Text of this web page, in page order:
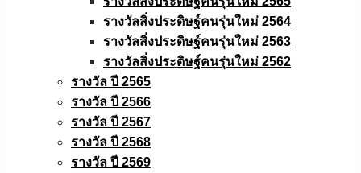
รางวัลสิ่งประดิษฐ์คนรุ่นใหม่ 2564
รางวัลสิ่งประดิษฐ์คนรุ่นใหม่ 2563
รางวัลสิ่งประดิษฐ์คนรุ่นใหม่ 2562
รางวัล ปี 2565
รางวัล ปี 2566
รางวัล ปี 2567
รางวัล ปี 2568
รางวัล ปี 2569